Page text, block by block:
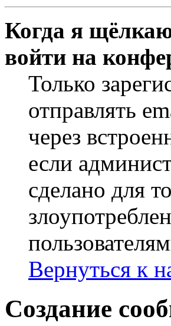
Когда я
войти на
Только
отправлять
через
если
сделано для
Вернуться к
Создание